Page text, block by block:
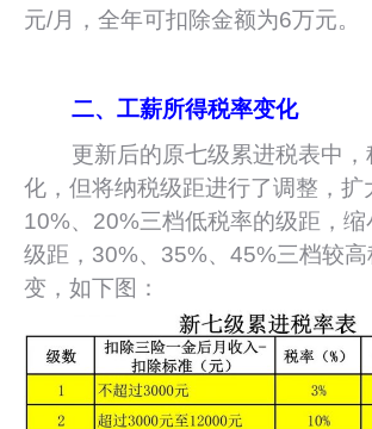
元/月，全年可扣除金额为6万元。
二、工薪所得税率变化
更新后的原七级累进税表中
化，但将纳税级距进行了调整，扩
10%、20%三档低税率的级距，
级距，30%、35%、45%三档较
变，如下图：